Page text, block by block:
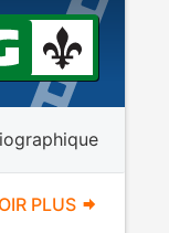
PLUS